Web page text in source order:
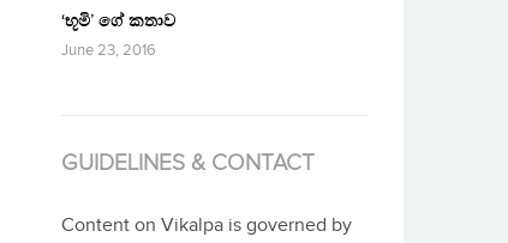
‘භූමි’ ගේ කතාව
June 23, 2016
GUIDELINES & CONTACT
Content on Vikalpa is governed by